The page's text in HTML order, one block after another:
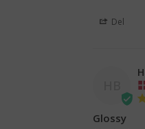
Del
Glossy